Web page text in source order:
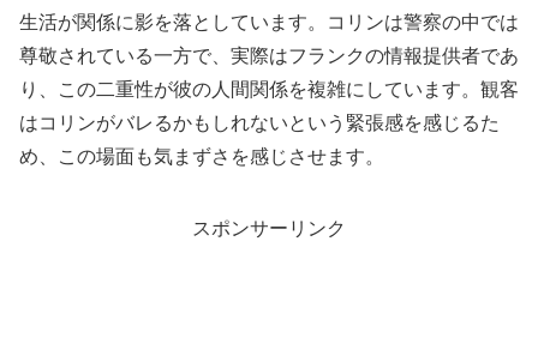
生活が関係に影を落としています。コリンは警察の中では
尊敬されている一方で、実際はフランクの情報提供者であ
り、この二重性が彼の人間関係を複雑にしています。観客
はコリンがバレるかもしれないという緊張感を感じるた
め、この場面も気まずさを感じさせます。
スポンサーリンク